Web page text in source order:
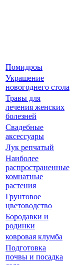
Помидроы
Украшение
новогоднего стола
Травы для
лечения женских
болезней
Свадебные
аксессуары
Лук репчатый
Наиболее
распространенные
комнатные
растения
Грунтовое
цветоводство
Бородавки и
родинки
ковровая клумба
Подготовка
почвы и посадка